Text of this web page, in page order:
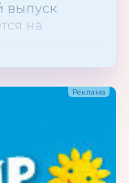
выпуск
на
муляжи
и
и
и устройства